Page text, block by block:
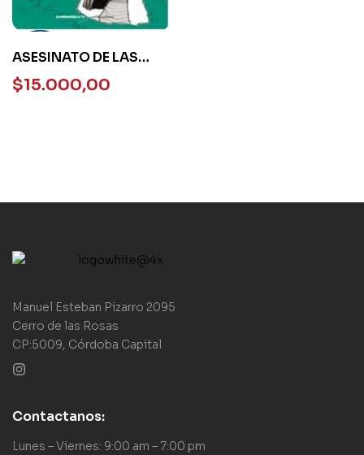
ASESINATO DE LAS
MUNECAS
$15.000,00
Manuel Esteban Pizarro 2095
Cerro de las Rosas
CP:5009, Córdoba Capital
Contactanos:
Lunes – Viernes: 9:00 am – 7:00 pm